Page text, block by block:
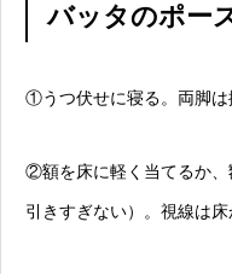
バッタのポー
①うつ伏せに寝る。両脚は
②額を床に軽く当てるか、
引きすぎない）。視線は床